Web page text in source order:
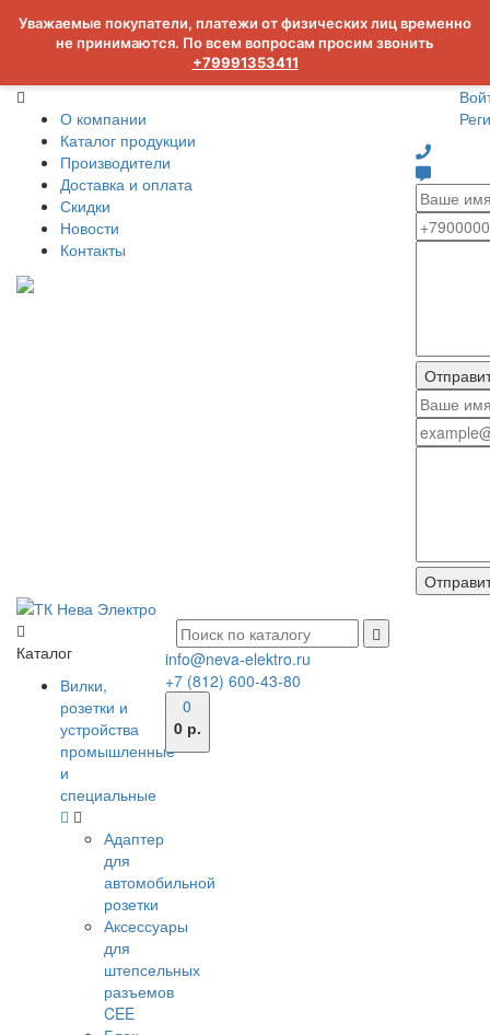
Уважаемые покупатели, платежи от физических лиц временно
не принимаются. По всем вопросам просим звонить
+79991353411
О компании
Каталог продукции
Производители
Доставка и оплата
Скидки
Новости
Контакты
Каталог
Вилки,
розетки и
устройства
промышленные
и
специальные
Адаптер
для
автомобильной
розетки
Аксессуары
для
штепсельных
разъемов
CEE
info@neva-elektro.ru
+7 (812) 600-43-80
0
0 р.